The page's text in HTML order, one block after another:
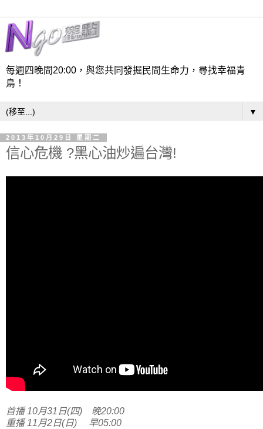
每週四晚間20:00，與您共同發掘民間生命力，尋找幸福青
鳥！
▼
2013年10月29日 星期二
信心危機 ?黑心油炒遍台灣!
首播 10月31日(四) 晚20:00
重播 11月2日(日) 早05:00